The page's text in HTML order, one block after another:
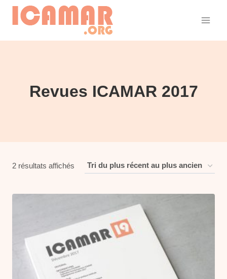
Aller
Revues ICAMAR 2017
2 résultats affichés
plus
au
plus
ancien